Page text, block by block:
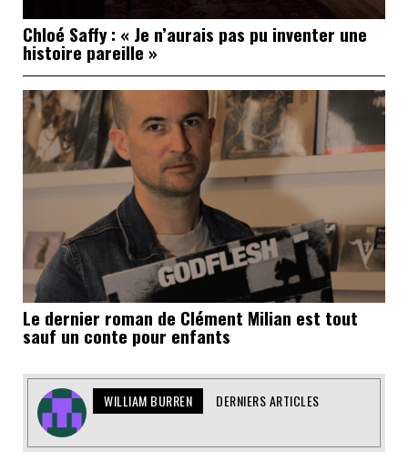
Chloé Saffy : « Je n’aurais pas pu inventer une
histoire pareille »
Le dernier roman de Clément Milian est tout
sauf un conte pour enfants
WILLIAM BURREN DERNIERS ARTICLES